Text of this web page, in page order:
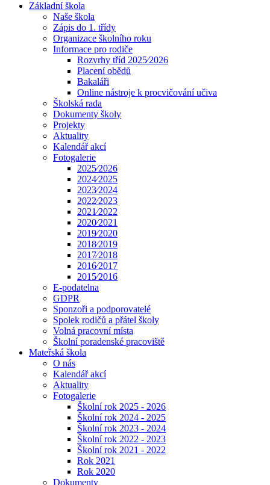
Základní škola
Naše škola
Zápis do 1. třídy
Organizace školního roku
Informace pro rodiče
Rozvrhy tříd 2025⁄2026
Placení obědů
Bakaláři
Online nástroje k procvičování učiva
Školská rada
Dokumenty školy
Projekty
Aktuality
Kalendář akcí
Fotogalerie
2025⁄2026
2024⁄2025
2023⁄2024
2022⁄2023
2021⁄2022
2020⁄2021
2019⁄2020
2018⁄2019
2017⁄2018
2016⁄2017
2015⁄2016
E-podatelna
GDPR
Sponzoři a podporovatelé
Spolek rodičů a přátel školy
Volná pracovní místa
Školní poradenské pracoviště
Mateřská škola
O nás
Kalendář akcí
Aktuality
Fotogalerie
Školní rok 2025 - 2026
Školní rok 2024 - 2025
Školní rok 2023 - 2024
Školní rok 2022 - 2023
Školní rok 2021 - 2022
Rok 2021
Rok 2020
Dokumenty